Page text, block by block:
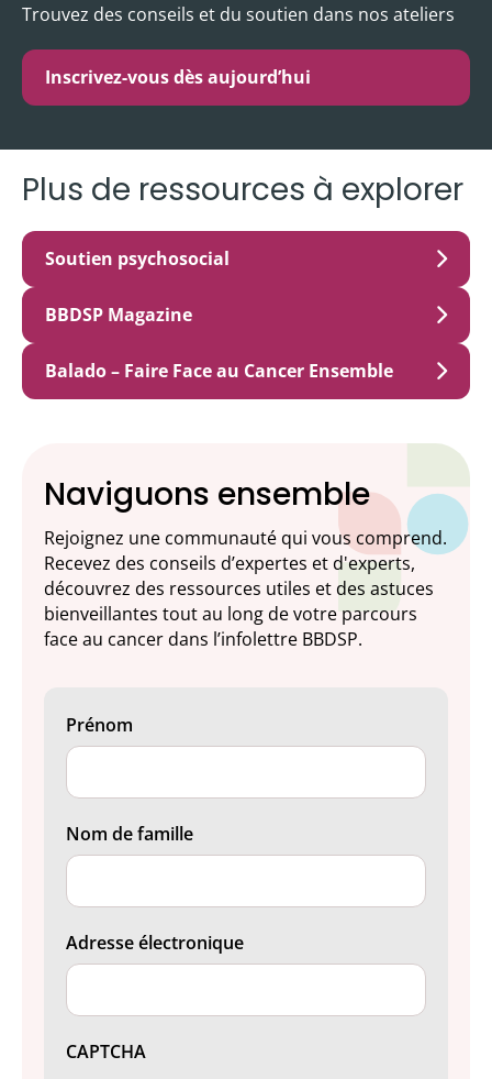
Trouvez des conseils et du soutien dans nos ateliers
Inscrivez-vous dès aujourd’hui
Plus de ressources à explorer
Soutien psychosocial
BBDSP Magazine
Balado – Faire Face au Cancer Ensemble
Naviguons ensemble
Rejoignez une communauté qui vous comprend.
Recevez des conseils d’expertes et d'experts,
découvrez des ressources utiles et des astuces
bienveillantes tout au long de votre parcours
face au cancer dans l’infolettre BBDSP.
CAPTCHA
Prénom
Nom de famille
Adresse électronique